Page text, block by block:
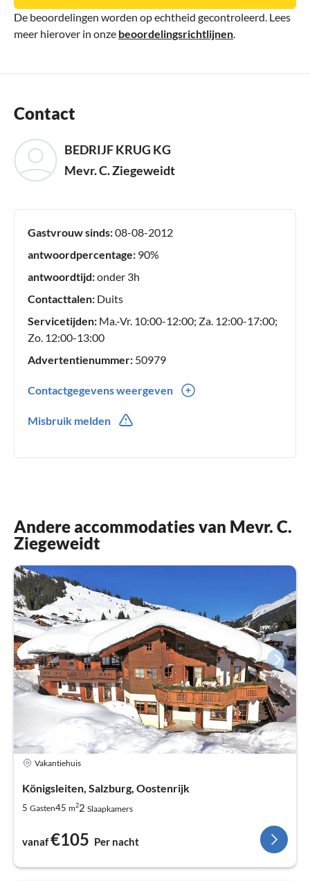
De beoordelingen worden op echtheid gecontroleerd. Lees
meer hierover in onze beoordelingsrichtlijnen
Contact
BEDRIJF KRUG KG
Mevr. C. Ziegeweidt
Gastvrouw sinds:08-08-2012
antwoordpercentage: 90%
antwoordtijd:onder 3h
Contacttalen: Duits
Servicetijden: Ma.-Vr. 10:00-12:00; Za. 12:00-17:00;
Zo. 12:00-13:00
Advertentienummer: 50979
Contactgegevens weergeven
Misbruik melden
Andere accommodaties van Mevr. C.
Ziegeweidt
Vakantiehuis
Königsleiten, Salzburg, Oostenrijk
5 Gasten45 m22 Slaapkamers
vanaf€105 Per nacht